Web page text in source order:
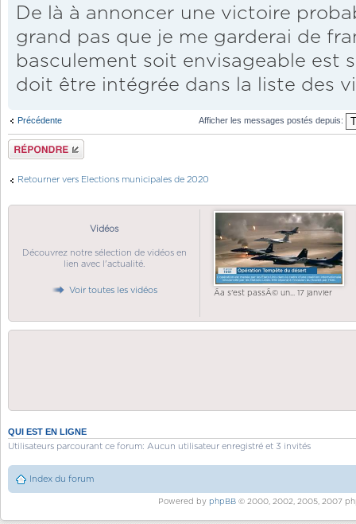
De là à annoncer une victoire
grand pas que je me garderai de
basculement soit envisageable est
doit être intégrée dans la liste des
Précédente Afficher les messages postés depuis:
Répondre
Retourner vers Elections municipales de 2020
Vidéos
Découvrez notre sélection de vidéos en
lien avec l'actualité.
Voir toutes les vidéos Ãa s'est passÃ© un... 17 janvier
QUI EST EN LIGNE
Utilisateurs parcourant ce forum: Aucun utilisateur enregistré et 3 invités
Index du forum
Powered by phpBB© 2000, 2002, 2005, 2007